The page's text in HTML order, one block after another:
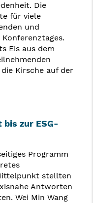
Die
für viele
und
Eis aus dem
Kirsche auf der
bis zur ESG-
Programm
stellten
Antworten
Wei Min Wang